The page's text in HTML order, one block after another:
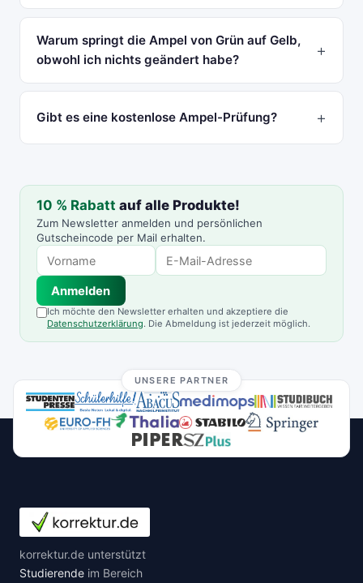
Warum springt die Ampel von Grün auf Gelb,
obwohl ich nichts geändert habe?
Gibt es eine kostenlose Ampel-Prüfung?
10 % Rabatt auf alle Produkte!
Zum Newsletter anmelden und persönlichen
Gutscheincode per Mail erhalten.
Anmelden
Ich möchte den Newsletter erhalten und akzeptiere die
Datenschutzerklärung. Die Abmeldung ist jederzeit möglich.
UNSERE PARTNER
korrektur.de unterstützt
Studierende im Bereich